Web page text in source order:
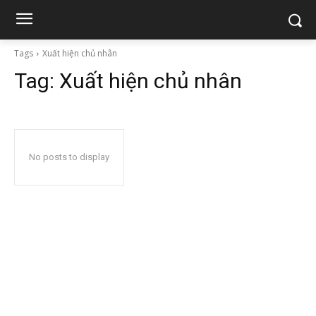
Tags Xuất hiện chủ nhân
Tag: Xuất hiện chủ nhân
No posts to display